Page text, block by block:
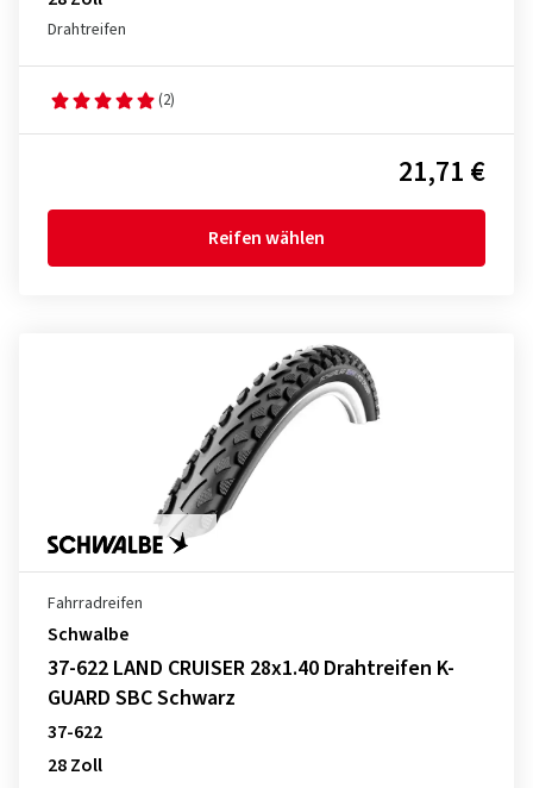
Drahtreifen
(2)
21,71 €
Reifen wählen
Fahrradreifen
Schwalbe
37-622 LAND CRUISER 28x1.40 Drahtreifen K-
GUARD SBC Schwarz
37-622
28 Zoll